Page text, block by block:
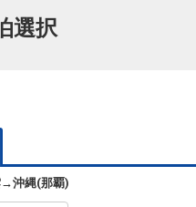
選択
→沖縄(那覇)